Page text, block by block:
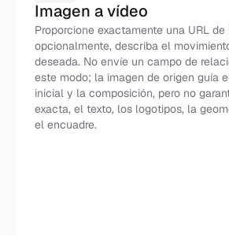
Imagen a vídeo
Proporcione exactamente una URL
opcionalmente, describa el
deseada. No envíe un campo de
este modo; la imagen de origen guía
inicial y la composición, pero no
exacta, el texto, los logotipos, la
el encuadre.